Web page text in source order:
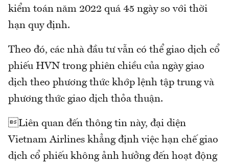
kiểm toán năm 2022 quá 45 ngày so với thời
hạn quy định.
Theo đó, các nhà đầu tư vẫn có thể giao dịch cổ
phiếu HVN trong phiên chiều của ngày giao
dịch theo phương thức khớp lệnh tập trung và
phương thức giao dịch thỏa thuận.
Liên quan đến thông tin này, đại diện
Vietnam Airlines khẳng định việc hạn chế giao
dịch cổ phiếu không ảnh hưởng đến hoạt động